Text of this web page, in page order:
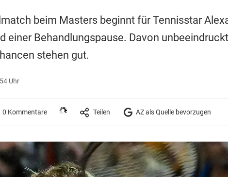
beim Masters beginnt für Tennisstar
einer Behandlungspause. Davon
stehen gut.
Uhr
0 Kommentare Teilen AZ als Quelle bevorzugen